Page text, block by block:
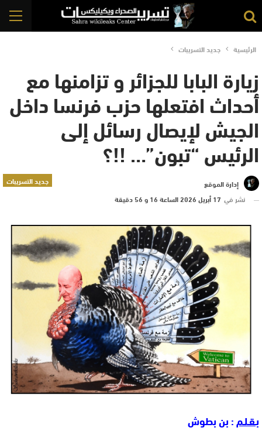
الرئيسية جديد التسريبات
زيارة البابا للجزائر و تزامنها مع
أحداث افتعلها حزب فرنسا داخل
الجيش لإيصال رسائل إلى
الرئيس “تبون”… !!؟
جديد التسريبات
إدارة الموقع
نشر في 17 أبريل 2026 الساعة 16 و 56 دقيقة
بـقـلـم: بن بطوش